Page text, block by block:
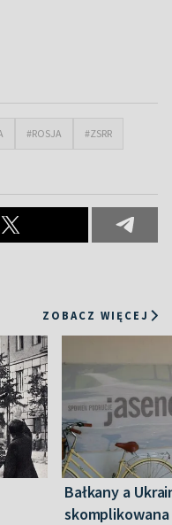
#ROSJA #ZSRR
ZOBACZ WIĘCEJ
Bałkany a